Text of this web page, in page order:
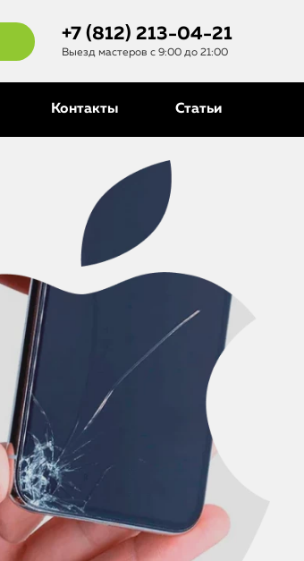
+7 (812) 213-04-21
Выезд мастеров с 9:00 до 21:00
Контакты Статьи